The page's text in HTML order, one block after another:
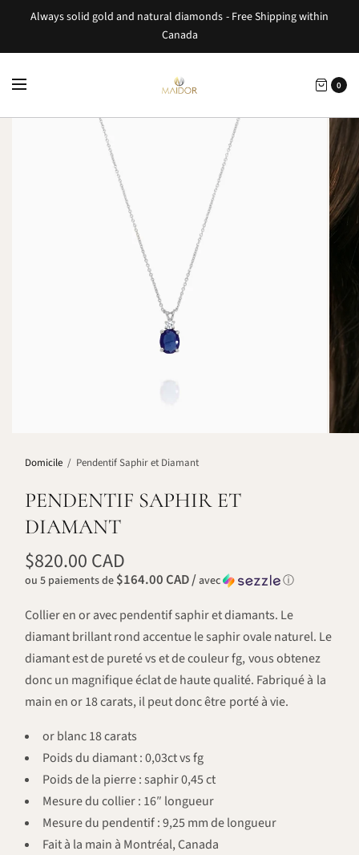
Always solid gold and natural diamonds - Free Shipping within
Canada
0
Domicile / Pendentif Saphir et Diamant
PENDENTIF SAPHIR ET
DIAMANT
$820.00 CAD
ou 5 paiements de $164.00 CAD /avec ⓘ
Collier en or avec pendentif saphir et diamants. Le
diamant brillant rond accentue le saphir ovale naturel. Le
diamant est de pureté vs et de couleur fg, vous obtenez
donc un magnifique éclat de haute qualité. Fabriqué à la
main en or 18 carats, il peut donc être porté à vie.
or blanc 18 carats
Poids du diamant : 0,03ct vs fg
Poids de la pierre : saphir 0,45 ct
Mesure du collier : 16″ longueur
Mesure du pendentif : 9,25 mm de longueur
Fait à la main à Montréal, Canada